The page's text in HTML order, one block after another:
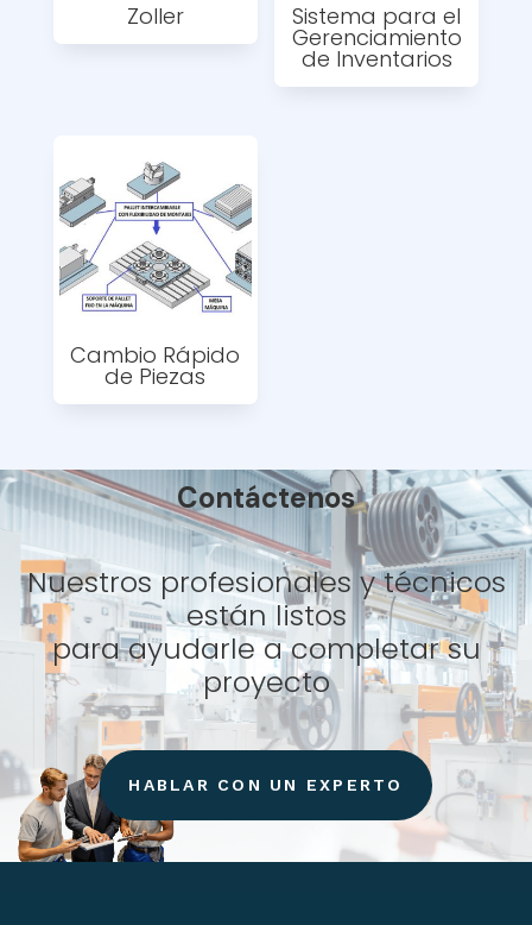
Zoller Sistema para el
Gerenciamiento
de Inventarios
Cambio Rápido
de Piezas
Contáctenos
Nuestros profesionales y técnicos
están listos
para ayudarle a completar su
proyecto
HABLAR CON UN EXPERTO